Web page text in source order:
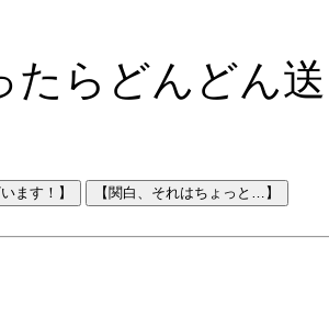
らどんどん